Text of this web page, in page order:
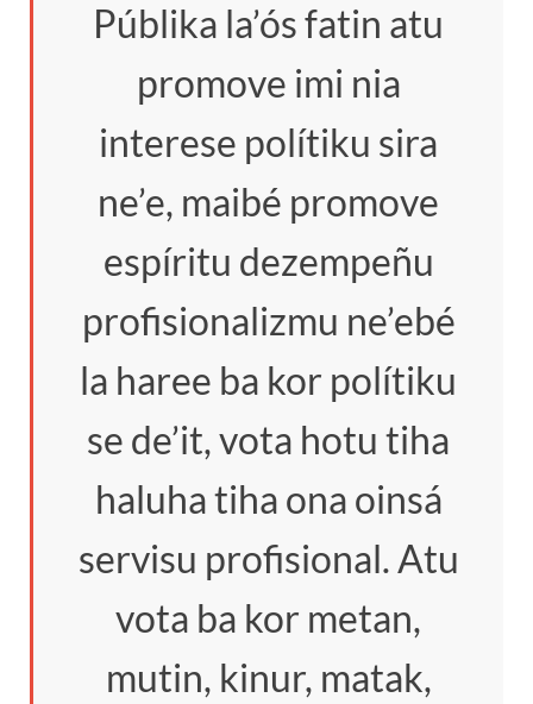
Públika la’ós fatin atu
promove imi nia
interese polítiku sira
ne’e, maibé promove
espíritu dezempeñu
profisionalizmu ne’ebé
la haree ba kor polítiku
se de’it, vota hotu tiha
haluha tiha ona oinsá
servisu profisional. Atu
vota ba kor metan,
mutin, kinur, matak,